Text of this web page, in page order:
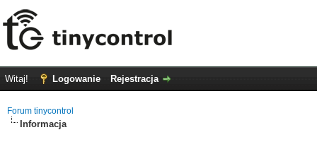
Witaj! Logowanie Rejestracja
Forum tinycontrol
Informacja